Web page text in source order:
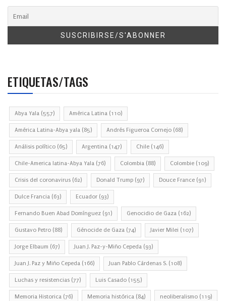
ETIQUETAS/TAGS
Abya Yala (557) América Latina (110)
América Latina-Abya yala (85) Andrés Figueroa Cornejo (68)
Análisis político (65) Argentina (147) Chile (146)
Chile-America latina-Abya Yala (76) Colombia (88) Colombie (109)
Crisis del coronavirus (62) Donald Trump (97) Douce France (91)
Dulce Francia (63) Ecuador (93)
Fernando Buen Abad Domínguez (91) Genocidio de Gaza (162)
Gustavo Petro (88) Génocide de Gaza (74) Javier Milei (107)
Jorge Elbaum (67) Juan J. Paz-y-Miño Cepeda (93)
Juan J. Paz y Miño Cepeda (166) Juan Pablo Cárdenas S. (108)
Luchas y resistencias (77) Luis Casado (155)
Memoria Historica (76) Memoria histórica (84) neoliberalismo (119)